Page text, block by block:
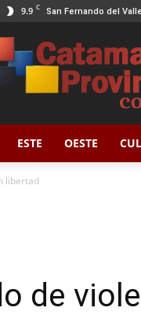
9.9 C San Fernando del
ESTE OESTE
libertad
de